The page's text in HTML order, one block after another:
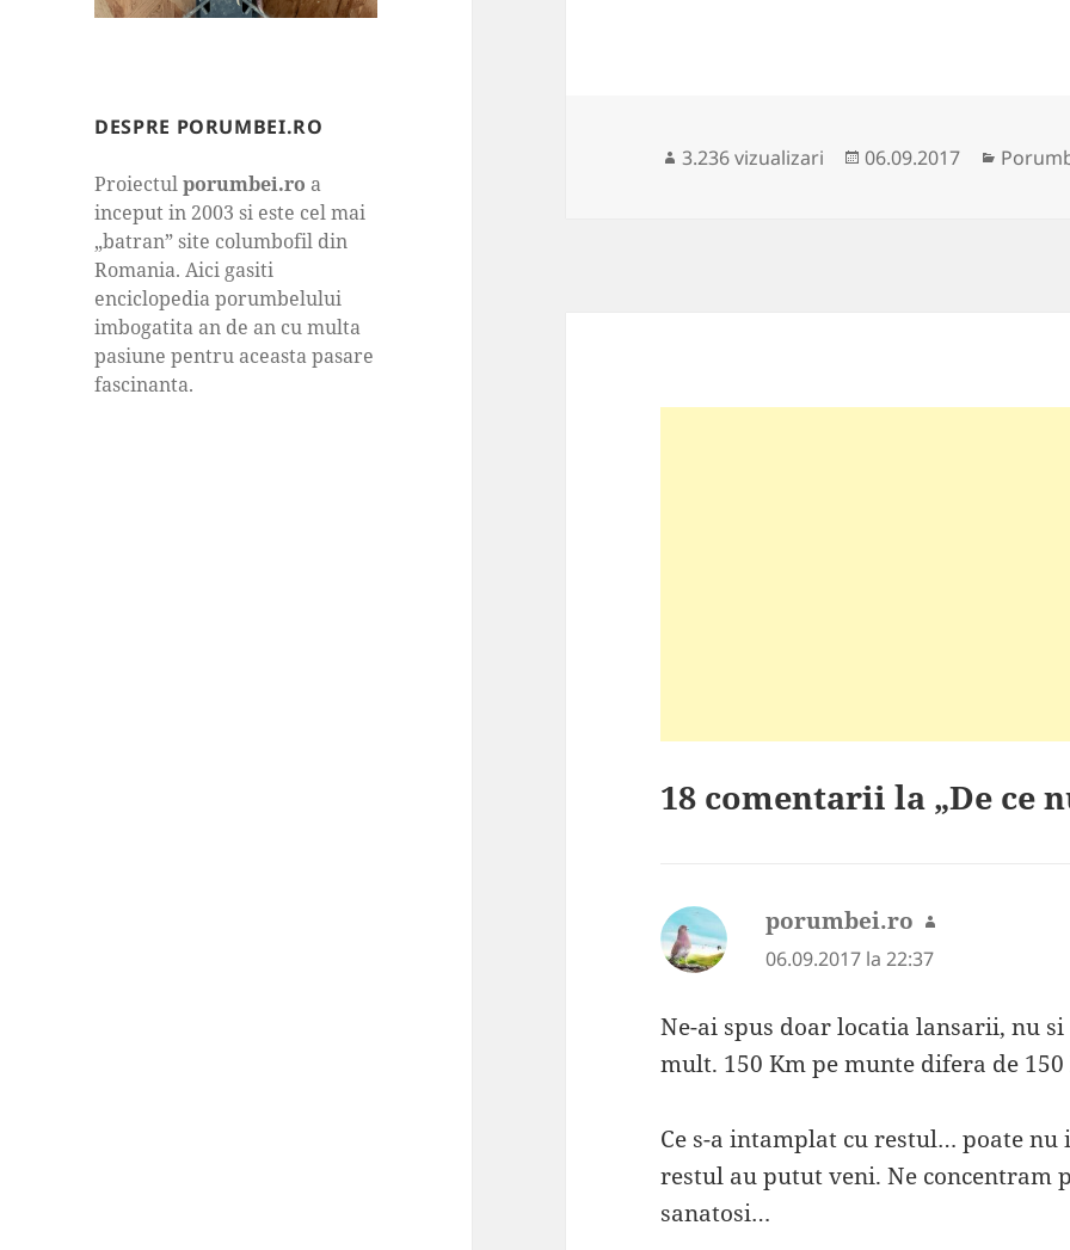
DESPRE PORUMBEI.RO
Proiectulporumbei.ro a
inceput in 2003 si este cel mai
„batran” site columbofil din
Romania. Aici gasiti
enciclopedia porumbelului
imbogatita an de an cu multa
pasiune pentru aceasta pasare
fascinanta.
3.236 vizualizari
Publicat
06.09.2017
18 comentarii la „De ce
porumbei.ro spune:
06.09.2017 la 22:37
Ne-ai spus doar locatia lansarii, nu
mult. 150 Km pe munte difera de 150
Ce s-a intamplat cu restul… poate nu
restul au putut veni. Ne concentram
sanatosi…